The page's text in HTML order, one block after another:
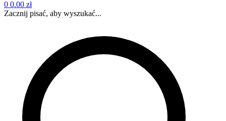
0 0.00 zł
Zacznij pisać, aby wyszukać...